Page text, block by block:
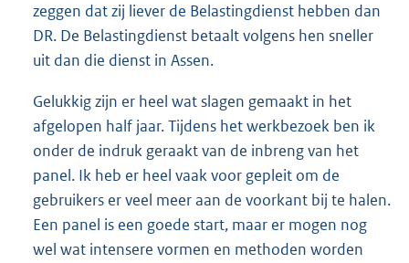
zeggen dat zij liever de Belastingdienst hebben dan
DR. De Belastingdienst betaalt volgens hen sneller
uit dan die dienst in Assen.
Gelukkig zijn er heel wat slagen gemaakt in het
afgelopen half jaar. Tijdens het werkbezoek ben ik
onder de indruk geraakt van de inbreng van het
panel. Ik heb er heel vaak voor gepleit om de
gebruikers er veel meer aan de voorkant bij te halen.
Een panel is een goede start, maar er mogen nog
wel wat intensere vormen en methoden worden